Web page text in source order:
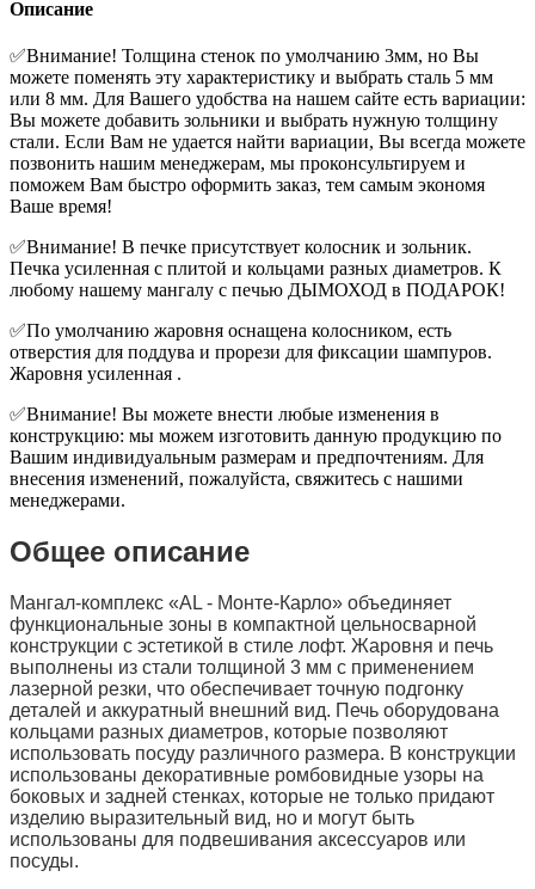
Описание
✅Внимание! Толщина стенок по умолчанию 3мм, но Вы
можете поменять эту характеристику и выбрать сталь 5 мм
или 8 мм. Для Вашего удобства на нашем сайте есть вариации:
Вы можете добавить зольники и выбрать нужную толщину
стали. Если Вам не удается найти вариации, Вы всегда можете
позвонить нашим менеджерам, мы проконсультируем и
поможем Вам быстро оформить заказ, тем самым экономя
Ваше время!
✅Внимание! В печке присутствует колосник и зольник.
Печка усиленная с плитой и кольцами разных диаметров. К
любому нашему мангалу с печью ДЫМОХОД в ПОДАРОК!
✅По умолчанию жаровня оснащена колосником, есть
отверстия для поддува и прорези для фиксации шампуров.
Жаровня усиленная .
✅Внимание! Вы можете внести любые изменения в
конструкцию: мы можем изготовить данную продукцию по
Вашим индивидуальным размерам и предпочтениям. Для
внесения изменений, пожалуйста, свяжитесь с нашими
менеджерами.
Общее описание
Мангал-комплекс «AL - Монте-Карло» объединяет
функциональные зоны в компактной цельносварной
конструкции с эстетикой в стиле лофт. Жаровня и печь
выполнены из стали толщиной 3 мм с применением
лазерной резки, что обеспечивает точную подгонку
деталей и аккуратный внешний вид. Печь оборудована
кольцами разных диаметров, которые позволяют
использовать посуду различного размера. В конструкции
использованы декоративные ромбовидные узоры на
боковых и задней стенках, которые не только придают
изделию выразительный вид, но и могут быть
использованы для подвешивания аксессуаров или
посуды.